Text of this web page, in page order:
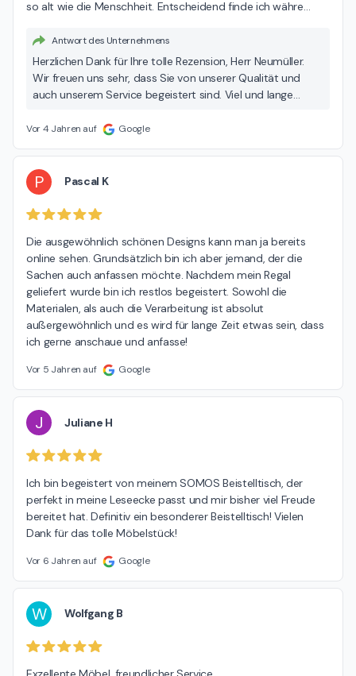
so alt wie die Menschheit. Entscheidend finde ich währe…
Antwort des Unternehmens
Herzlichen Dank für Ihre tolle Rezension, Herr Neumüller.
Wir freuen uns sehr, dass Sie von unserer Qualität und
auch unserem Service begeistert sind. Viel und lange
Grüße Ihr joval-Team aus München
Vor 4 Jahren auf Google
P Pascal K
Die ausgewöhnlich schönen Designs kann man ja bereits
online sehen. Grundsätzlich bin ich aber jemand, der die
Sachen auch anfassen möchte. Nachdem mein Regal
geliefert wurde bin ich restlos begeistert. Sowohl die
Materialen, als auch die Verarbeitung ist absolut
außergewöhnlich und es wird für lange Zeit etwas sein, dass
ich gerne anschaue und anfasse!
Vor 5 Jahren auf Google
J Juliane H
Ich bin begeistert von meinem SOMOS Beistelltisch, der
perfekt in meine Leseecke passt und mir bisher viel Freude
bereitet hat. Definitiv ein besonderer Beistelltisch! Vielen
Dank für das tolle Möbelstück!
Vor 6 Jahren auf Google
W Wolfgang B